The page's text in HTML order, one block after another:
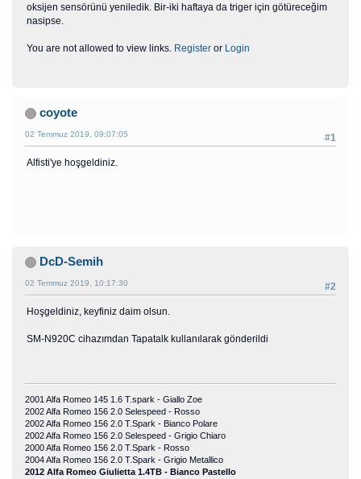
oksijen sensörünü yeniledik. Bir-iki haftaya da triger için götüreceğim
nasipse.
You are not allowed to view links. Register or Login
coyote
#1
02 Temmuz 2019, 09:07:05
Alfisti'ye hoşgeldiniz.
DcD-Semih
#2
02 Temmuz 2019, 10:17:30
Hoşgeldiniz, keyfiniz daim olsun.
SM-N920C cihazımdan Tapatalk kullanılarak gönderildi
2001 Alfa Romeo 145 1.6 T.spark - Giallo Zoe
2002 Alfa Romeo 156 2.0 Selespeed - Rosso
2002 Alfa Romeo 156 2.0 T.Spark - Bianco Polare
2002 Alfa Romeo 156 2.0 Selespeed - Grigio Chiaro
2000 Alfa Romeo 156 2.0 T.Spark - Rosso
2004 Alfa Romeo 156 2.0 T.Spark - Grigio Metallico
2012 Alfa Romeo Giulietta 1.4TB - Bianco Pastello